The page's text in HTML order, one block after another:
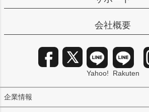
会社概要
企業情報
Yahoo! Rakuten